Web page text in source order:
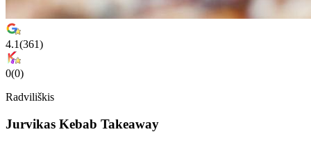
4.1(361)
0(0)
Radviliškis
Jurvikas Kebab Takeaway